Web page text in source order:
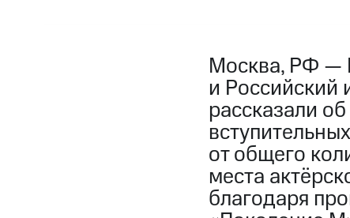
Москва, РФ —
и Российский
рассказали
от общего
места
благодаря